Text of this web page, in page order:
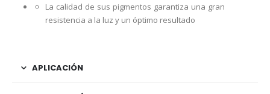
La calidad de sus pigmentos garantiza una gran
resistencia a la luz y un óptimo resultado
APLICACIÓN